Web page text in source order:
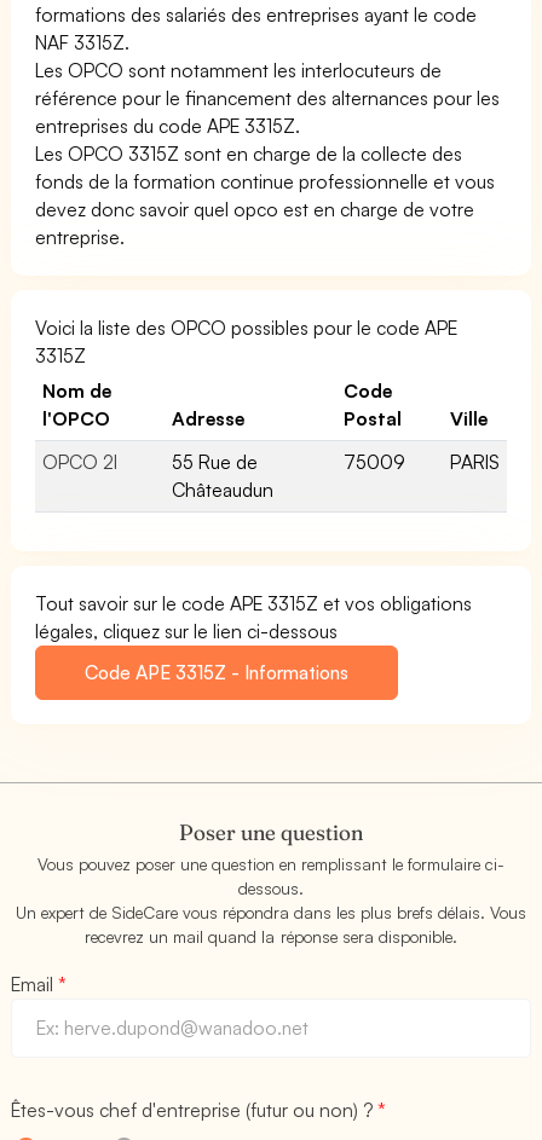
formations des salariés des entreprises ayant le code
NAF 3315Z.
Les OPCO sont notamment les interlocuteurs de
référence pour le financement des alternances pour les
entreprises du code APE 3315Z.
Les OPCO 3315Z sont en charge de la collecte des
fonds de la formation continue professionnelle et vous
devez donc savoir quel opco est en charge de votre
entreprise.
Voici la liste des OPCO possibles pour le code APE
3315Z
Nom de
l'OPCO
Adresse
Code
Postal
Ville
OPCO 2I
55 Rue de
Châteaudun
75009 PARIS
Tout savoir sur le code APE 3315Z et vos obligations
légales, cliquez sur le lien ci-dessous
Code APE 3315Z - Informations
Poser une question
Vous pouvez poser une question en remplissant le formulaire ci-
dessous.
Un expert de SideCare vous répondra dans les plus brefs délais. Vous
recevrez un mail quand la réponse sera disponible.
Email*
Êtes-vous chef d'entreprise (futur ou non) ?*